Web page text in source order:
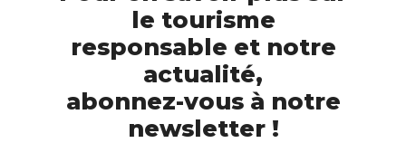
le tourisme
responsable et notre
actualité,
abonnez-vous à notre
newsletter !